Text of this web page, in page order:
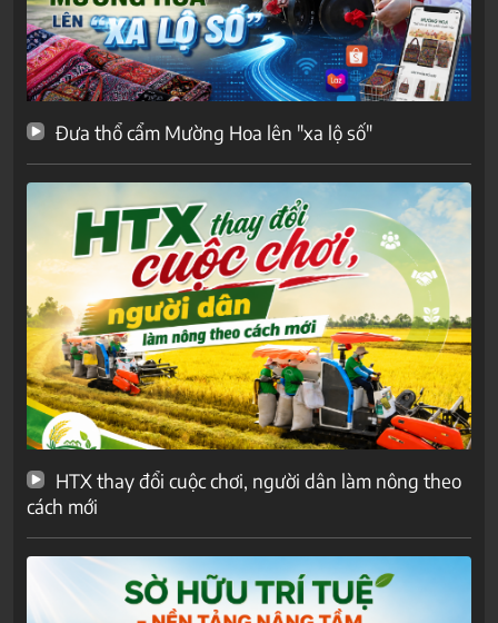
Đưa thổ cẩm Mường Hoa lên "xa lộ số"
HTX thay đổi cuộc chơi, người dân làm nông theo
cách mới